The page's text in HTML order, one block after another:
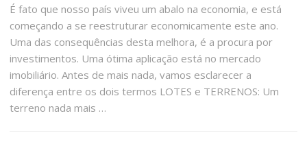
É fato que nosso país viveu um abalo na economia, e está
começando a se reestruturar economicamente este ano.
Uma das consequências desta melhora, é a procura por
investimentos. Uma ótima aplicação está no mercado
imobiliário. Antes de mais nada, vamos esclarecer a
diferença entre os dois termos LOTES e TERRENOS: Um
terreno nada mais …